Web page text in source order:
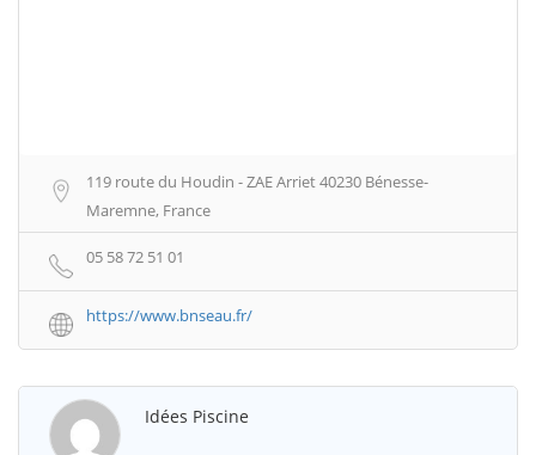
119 route du Houdin - ZAE Arriet 40230 Bénesse-
Maremne, France
05 58 72 51 01
https://www.bnseau.fr/
Idées Piscine